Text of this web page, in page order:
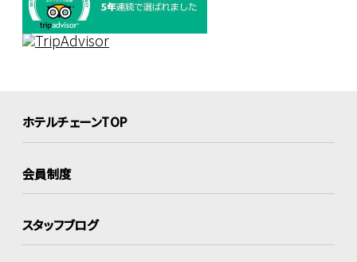
ホテルチェーンTOP
会員制度
スタッフブログ